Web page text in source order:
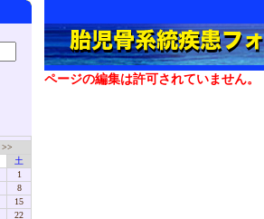
ページの編集は許可されていません。
>>
土
1
8
15
22